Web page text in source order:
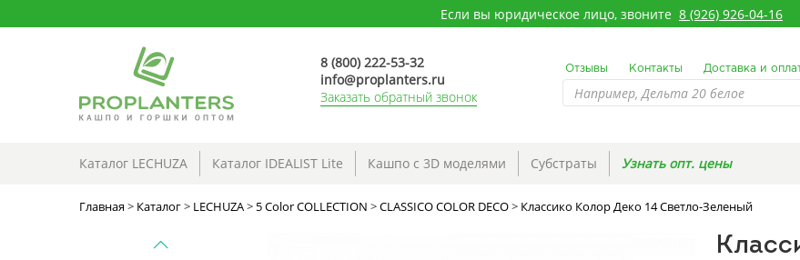
Если вы юридическое лицо, звоните 8 (926) 926-04-16
8 (800) 222-53-32
info@proplanters.ru
Заказать обратный звонок
Отзывы Контакты Доставка и
Каталог LECHUZA Каталог IDEALIST Lite Кашпо с 3D моделями Субстраты Узнать опт. цены
Главная> Каталог> LECHUZA> 5 Color COLLECTION >CLASSICO COLOR DECO> Классико Колор Деко 14 Светло-Зеленый